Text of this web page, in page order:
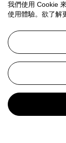
我們使用 Cookie
使用體驗。欲了解